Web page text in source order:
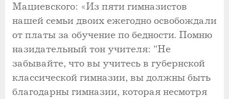
Мациевского: «Из пяти гимназистов
нашей семьи двоих ежегодно освобождали
от платы за обучение по бедности. Помню
назидательный тон учителя: "Не
забывайте, что вы учитесь в губернской
классической гимназии, вы должны быть
благодарны гимназии, которая несмотря